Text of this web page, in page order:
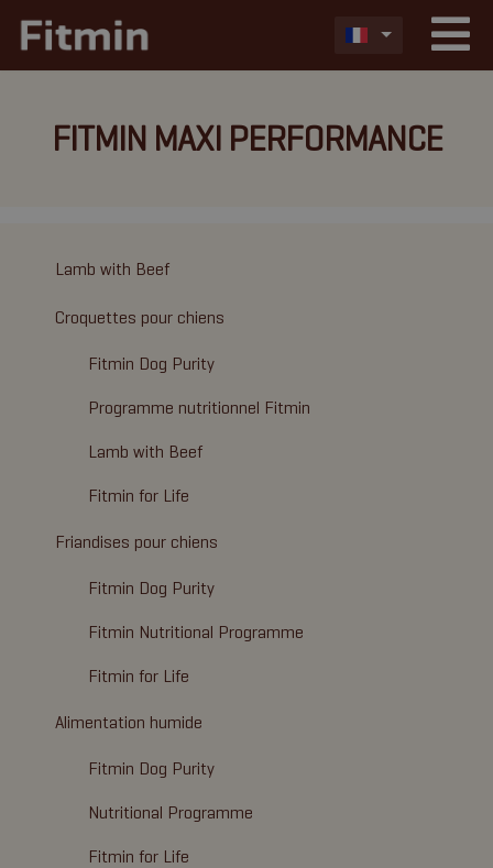
FITMIN MAXI PERFORMANCE
Lamb with Beef
Croquettes pour chiens
Fitmin Dog Purity
Programme nutritionnel Fitmin
Lamb with Beef
Fitmin for Life
Friandises pour chiens
Fitmin Dog Purity
Fitmin Nutritional Programme
Fitmin for Life
Alimentation humide
Fitmin Dog Purity
Nutritional Programme
Fitmin for Life